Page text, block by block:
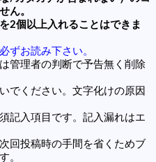
ん。
2個以上入れることはできま
ずお読み下さい。
管理者の判断で予告無く削除
でください。文字化けの原因
記入項目です。記入漏れはエ
回投稿時の手間を省くためブ
。